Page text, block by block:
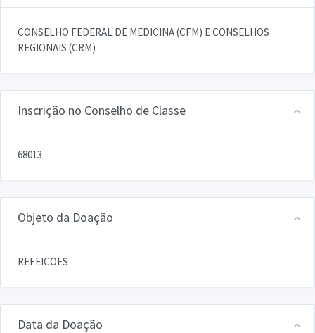
CONSELHO FEDERAL DE MEDICINA (CFM) E CONSELHOS
REGIONAIS (CRM)
Inscrição no Conselho de Classe
68013
Objeto da Doação
REFEICOES
Data da Doação